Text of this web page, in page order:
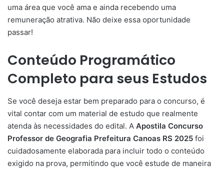
uma área que você ama e ainda recebendo uma
remuneração atrativa. Não deixe essa oportunidade
passar!
Conteúdo Programático
Completo para seus Estudos
Se você deseja estar bem preparado para o concurso, é
vital contar com um material de estudo que realmente
atenda às necessidades do edital. A Apostila Concurso
Professor de Geografia Prefeitura Canoas RS 2025 foi
cuidadosamente elaborada para incluir todo o conteúdo
exigido na prova, permitindo que você estude de maneira